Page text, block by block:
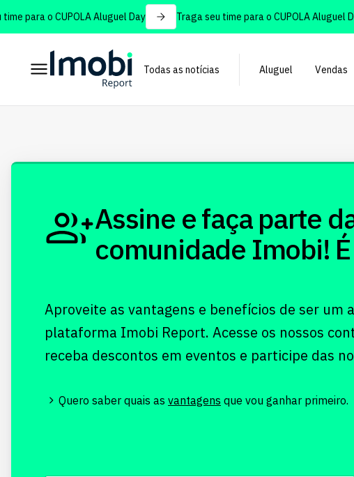
para o CUPOLA Aluguel Day Traga seu time para o CUPOLA Aluguel Day
Todas as notícias Aluguel Vendas
Assine e faça parte
comunidade Imobi!
Aproveite as vantagens e benefícios de ser um
plataforma Imobi Report. Acesse os nossos
receba descontos em eventos e participe das
Quero saber quais as vantagens que vou ganhar primeiro.